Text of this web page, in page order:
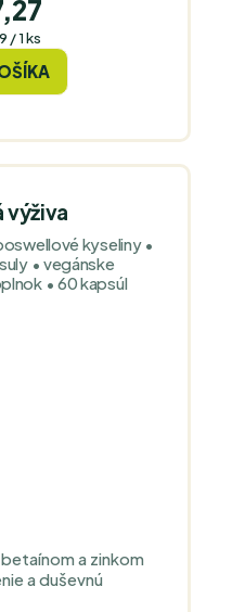
/ 1 ks
výživa
kyseliny •
• vegánske
• 60 kapsúl
a zinkom
a duševnú